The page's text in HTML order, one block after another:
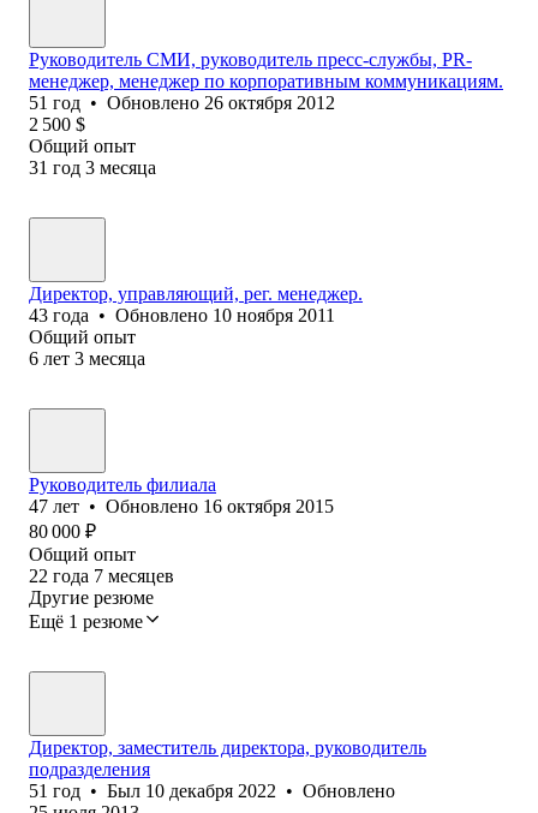
Руководитель СМИ, руководитель пресс-службы, PR-
менеджер, менеджер по корпоративным коммуникациям.
51 год • Обновлено 26 октября 2012
2 500 $
Общий опыт
31 год 3 месяца
Директор, управляющий, рег. менеджер.
43 года • Обновлено 10 ноября 2011
Общий опыт
6 лет 3 месяца
Руководитель филиала
47 лет • Обновлено 16 октября 2015
80 000 ₽
Общий опыт
22 года 7 месяцев
Другие резюме
Ещё 1 резюме
Директор, заместитель директора, руководитель
подразделения
51 год • Был 10 декабря 2022 • Обновлено